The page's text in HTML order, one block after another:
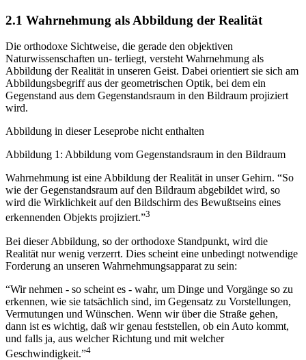
2.1 Wahrnehmung als Abbildung der Realität
Die orthodoxe Sichtweise, die gerade den objektiven
Naturwissenschaften un- terliegt, versteht Wahrnehmung als
Abbildung der Realität in unseren Geist. Dabei orientiert sie sich am
Abbildungsbegriff aus der geometrischen Optik, bei dem ein
Gegenstand aus dem Gegenstandsraum in den Bildraum projiziert
wird.
Abbildung in dieser Leseprobe nicht enthalten
Abbildung 1: Abbildung vom Gegenstandsraum in den Bildraum
Wahrnehmung ist eine Abbildung der Realität in unser Gehirn. “So
wie der Gegenstandsraum auf den Bildraum abgebildet wird, so
wird die Wirklichkeit auf den Bildschirm des Bewußtseins eines
erkennenden Objekts projiziert.”3
Bei dieser Abbildung, so der orthodoxe Standpunkt, wird die
Realität nur wenig verzerrt. Dies scheint eine unbedingt notwendige
Forderung an unseren Wahrnehmungsapparat zu sein:
“Wir nehmen - so scheint es - wahr, um Dinge und Vorgänge so zu
erkennen, wie sie tatsächlich sind, im Gegensatz zu Vorstellungen,
Vermutungen und Wünschen. Wenn wir über die Straße gehen,
dann ist es wichtig, daß wir genau feststellen, ob ein Auto kommt,
und falls ja, aus welcher Richtung und mit welcher
Geschwindigkeit.”4